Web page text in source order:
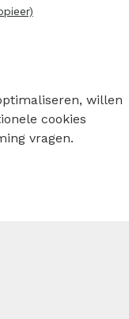
willen
cookies
vragen.